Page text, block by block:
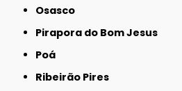
Osasco
Pirapora do Bom Jesus
Poá
Ribeirão Pires